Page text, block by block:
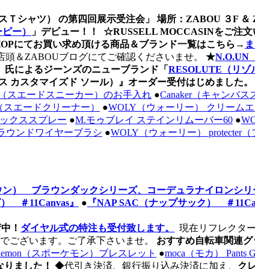
Ｔシャツ） の第四回展示受注会」 場所：ZABOU ３F
ー） 」デビュー！！
☆RUSSELL MOCCASINをご注
にてお買い求め頂ける商品＆ブランド一覧はこちら→
＆ZABOUブログにてご確認くださいませ。 ★N.O.UN
氏によるジーンズのニューブランド 「 RESOLUTE（リゾ
カスタマイズド ソール）』オーダー受付はじめました
（スエードスニーカー）のお手入れ ●Canaker（キャンバ
エードクリーナー） ●WOLY（ウォーリー） クリーム
クススプレー ●M.モゥブレイ ステインリムーバー60 ●
ウンドワイヤーブラシ ●WOLY（ウォーリー） protecter
ン） ブラウンダックシリーズ、コーデュラナイロンシリ
＃11Canvas』 ● 『NAP SAC（ナップサック） ＃
！ ダイヤル式の特注も受付致します。
現在リフレクタ
ございます。ご了承下さいませ。 おすすめ自転車関連グ
（スポーケモン）ブレスレット ●moca（モカ） Pants
りました！ ◆代引き決済、銀行振り込み決済に加え、 ク